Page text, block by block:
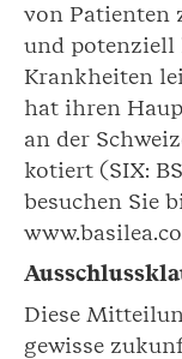
von Patienten
und potenziell
Krankheiten
hat ihren
an der
kotiert (SIX:
besuchen Sie
Diese
gewisse